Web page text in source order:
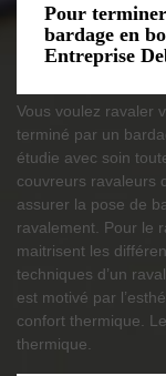
Pour
bardage en
Entreprise
Vous voulez ravaler
terminé par un
étudie avec soin
couvreurs ravaleurs
assurer la pose de
ravalement. Pour le
maitrisent les
techniques d’un
est motivé par
confort thermique.
thermique.